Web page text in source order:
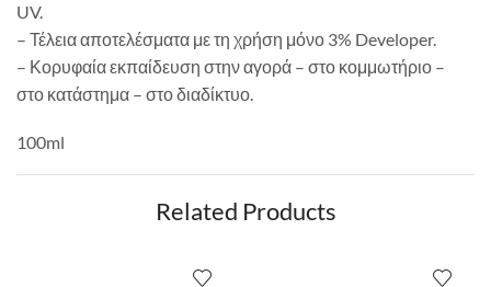
UV.
– Τέλεια αποτελέσματα με τη χρήση μόνο 3% Developer.
– Κορυφαία εκπαίδευση στην αγορά – στο κομμωτήριο –
στο κατάστημα – στο διαδίκτυο.
100ml
Related Products